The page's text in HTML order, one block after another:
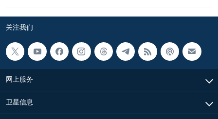
重要讲话与声明
台海两岸关系
南中国海争端
关注西藏
关注新疆
GEN Z 看美国
其他语言网站
关注我们
网上服务
卫星信息